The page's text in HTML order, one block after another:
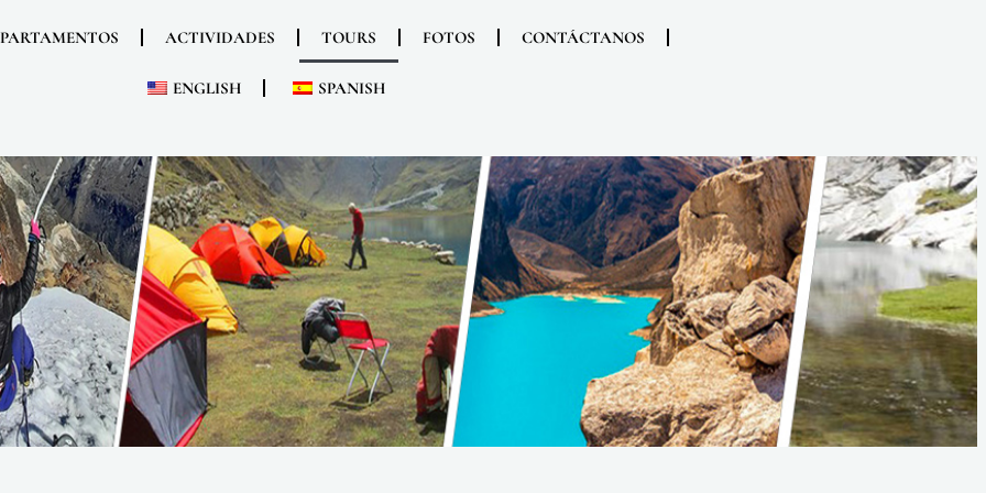
ACTIVIDADES TOURS FOTOS CONTÁCTANOS
ENGLISH SPANISH